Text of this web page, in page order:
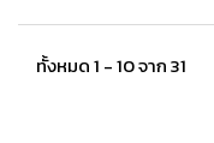
ทั้งหมด 1 - 10 จาก 31